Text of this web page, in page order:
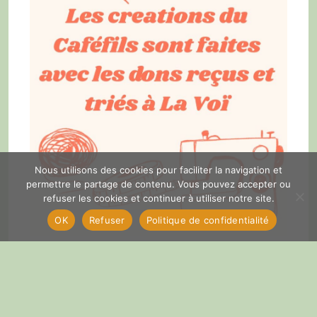
Tous les jeudis de 14H à 17h
Nous utilisons des cookies pour faciliter la navigation et
permettre le partage de contenu. Vous pouvez accepter ou
refuser les cookies et continuer à utiliser notre site.
OK
Refuser Politique de confidentialité